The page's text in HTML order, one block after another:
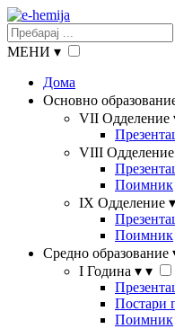
МЕНИ ▾
Дома
Основно
VII Одделение
VIII Одделение
Поимник
IX Одделение ▾
Поимник
Средно образование
I Година ▾ ▾
Постари
Поимник